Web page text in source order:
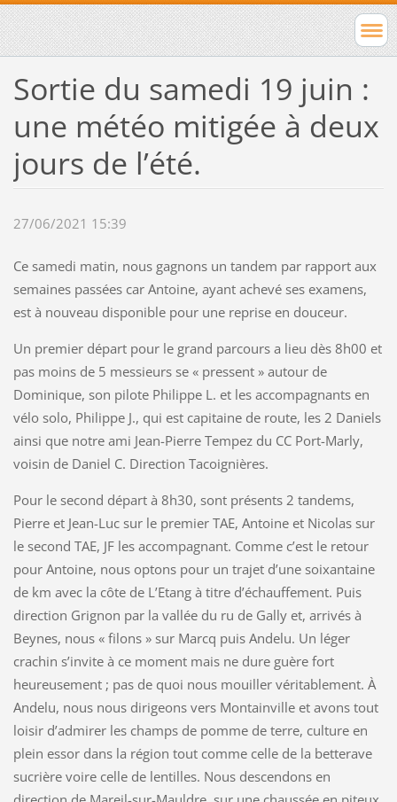
Sortie du samedi 19 juin :
une météo mitigée à deux
jours de l’été.
27/06/2021 15:39
Ce samedi matin, nous gagnons un tandem par rapport aux
semaines passées car Antoine, ayant achevé ses examens,
est à nouveau disponible pour une reprise en douceur.
Un premier départ pour le grand parcours a lieu dès 8h00 et
pas moins de 5 messieurs se « pressent » autour de
Dominique, son pilote Philippe L. et les accompagnants en
vélo solo, Philippe J., qui est capitaine de route, les 2 Daniels
ainsi que notre ami Jean-Pierre Tempez du CC Port-Marly,
voisin de Daniel C. Direction Tacoignières.
Pour le second départ à 8h30, sont présents 2 tandems,
Pierre et Jean-Luc sur le premier TAE, Antoine et Nicolas sur
le second TAE, JF les accompagnant. Comme c’est le retour
pour Antoine, nous optons pour un trajet d’une soixantaine
de km avec la côte de L’Etang à titre d’échauffement. Puis
direction Grignon par la vallée du ru de Gally et, arrivés à
Beynes, nous « filons » sur Marcq puis Andelu. Un léger
crachin s’invite à ce moment mais ne dure guère fort
heureusement ; pas de quoi nous mouiller véritablement. À
Andelu, nous nous dirigeons vers Montainville et avons tout
loisir d’admirer les champs de pomme de terre, culture en
plein essor dans la région tout comme celle de la betterave
sucrière voire celle de lentilles. Nous descendons en